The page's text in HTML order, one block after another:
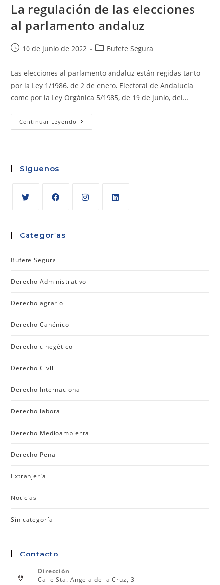
La regulación de las elecciones
al parlamento andaluz
10 de junio de 2022 Bufete Segura
Las elecciones al parlamento andaluz están regidas tanto
por la Ley 1/1986, de 2 de enero, Electoral de Andalucía
como por la Ley Orgánica 5/1985, de 19 de junio, del…
Continuar Leyendo
Síguenos
Categorías
Bufete Segura
Derecho Administrativo
Derecho agrario
Derecho Canónico
Derecho cinegético
Derecho Civil
Derecho Internacional
Derecho laboral
Derecho Medioambiental
Derecho Penal
Extranjería
Noticias
Sin categoría
Contacto
Dirección
Calle Sta. Angela de la Cruz, 3